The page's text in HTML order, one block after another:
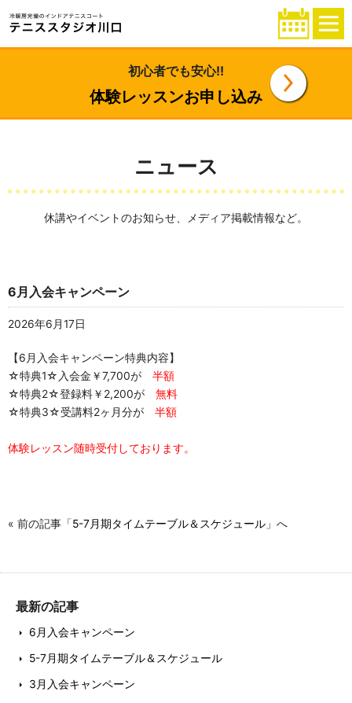
初心者でも安心!!
体験レッスンお申し込み
ニュース
休講やイベントのお知らせ、メディア掲載情報など。
6月入会キャンペーン
2026年6月17日
【6月入会キャンペーン特典内容】
☆特典1☆入会金￥7,700が 半額
☆特典2☆登録料￥2,200が 無料
☆特典3☆受講料2ヶ月分が 半額
体験レッスン随時受付しております。
« 前の記事「5-7月期タイムテーブル＆スケジュール 」へ
最新の記事
6月入会キャンペーン
5-7月期タイムテーブル＆スケジュール
3月入会キャンペーン